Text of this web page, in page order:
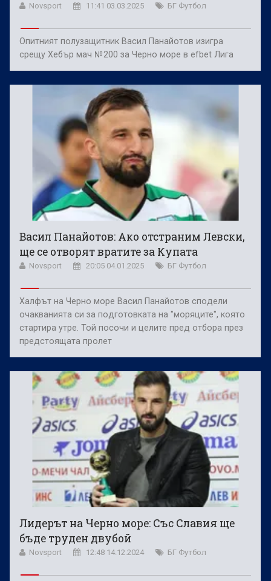
Novsport 11:41 03.03.2025 БГ Футбол
Опитният полузащитник Васил Панайотов изигра
срещу Хебър мач №200 за Черно море в efbet Лига
Васил Панайотов: Ако отстраним Левски,
ще се отворят вратите за Купата
Novsport 20:05 04.01.2025 БГ Футбол
Халфът на Черно море Васил Панайотов сподели
очакванията си за подготовката на "моряците", която
стартира утре. Той посочи и целите пред отбора през
предстоящата пролет
Лидерът на Черно море: Със Славия ще
бъде труден двубой
Novsport 12:48 14.12.2024 БГ Футбол